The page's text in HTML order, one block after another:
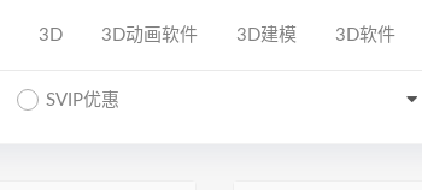
3D 3D动画软件 3D建模 3D软件
SVIP优惠